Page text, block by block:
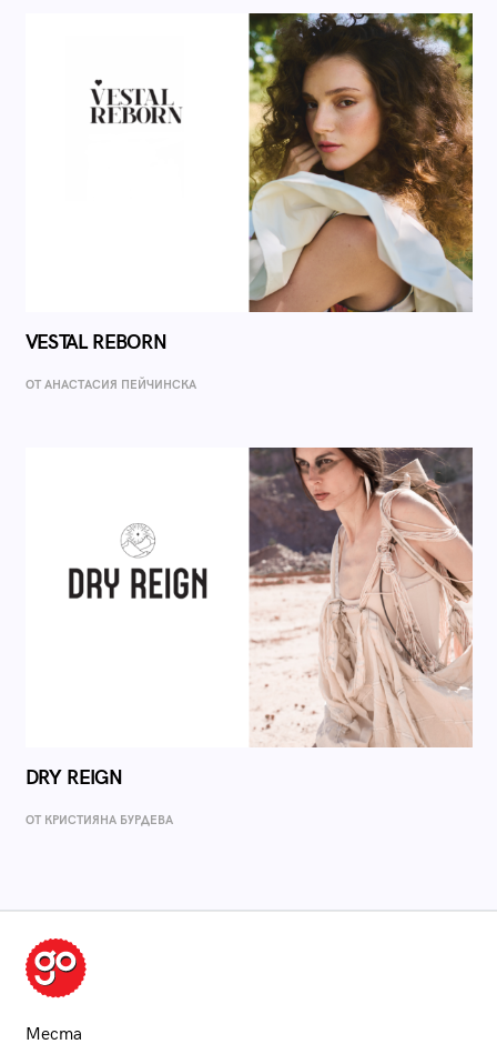
VESTAL REBORN
ОТ AНАСТАСИЯ ПЕЙЧИНСКА
DRY REIGN
ОТ КРИСТИЯНА БУРДЕВА
Места